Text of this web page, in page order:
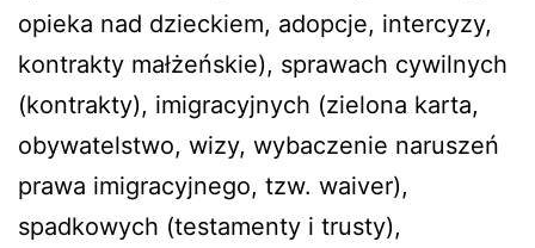
opieka nad dzieckiem, adopcje, intercyzy,
kontrakty małżeńskie), sprawach cywilnych
(kontrakty), imigracyjnych (zielona karta,
obywatelstwo, wizy, wybaczenie naruszeń
prawa imigracyjnego, tzw. waiver),
spadkowych (testamenty i trusty),